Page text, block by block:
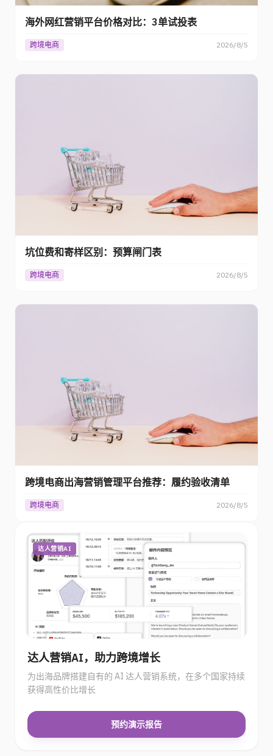
海外网红营销平台价格对比：3单试投表
跨境电商 2026/8/5
坑位费和寄样区别：预算闸门表
跨境电商 2026/8/5
跨境电商出海营销管理平台推荐：履约验收清单
跨境电商 2026/8/5
达人营销AI
达人营销AI，助力跨境增长
为出海品牌搭建自有的 AI 达人营销系统，在多个国家持续
获得高性价比增长
预约演示报告